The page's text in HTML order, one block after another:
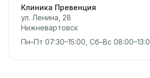
Клиника Превенция
ул. Ленина, 28
Нижневартовск
Пн–Пт 07:30–15:00, Сб–Вс